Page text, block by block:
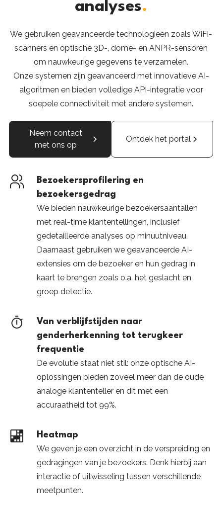
analyses.
We gebruiken geavanceerde technologieën zoals WiFi-
scanners en optische 3D-, dome- en ANPR-sensoren
om nauwkeurige gegevens te verzamelen.
Onze systemen zijn geavanceerd met innovatieve AI-
algoritmen en bieden volledige API-integratie voor
soepele connectiviteit met andere systemen.
Neem contact
met ons op
Ontdek het portal
Bezoekersprofilering en
bezoekersgedrag
We bieden nauwkeurige bezoekersaantallen
met real-time klantentellingen, inclusief
gedetailleerde analyses op minuutniveau.
Daarnaast gebruiken we geavanceerde AI-
extensies om de bezoeker en hun gedrag in
kaart te brengen zoals o.a. het geslacht en
groep detectie.
Van verblijfstijden naar
genderherkenning tot terugkeer
frequentie
De evolutie staat niet stil: onze optische AI-
oplossingen bieden zoveel meer dan de oude
analoge klantenteller en dit met een
accuraatheid tot 99%.
Heatmap
We geven je een overzicht in de verspreiding en
gedragingen van je bezoekers. Denk hierbij aan
interactie of uitwisseling tussen verschillende
meetpunten.